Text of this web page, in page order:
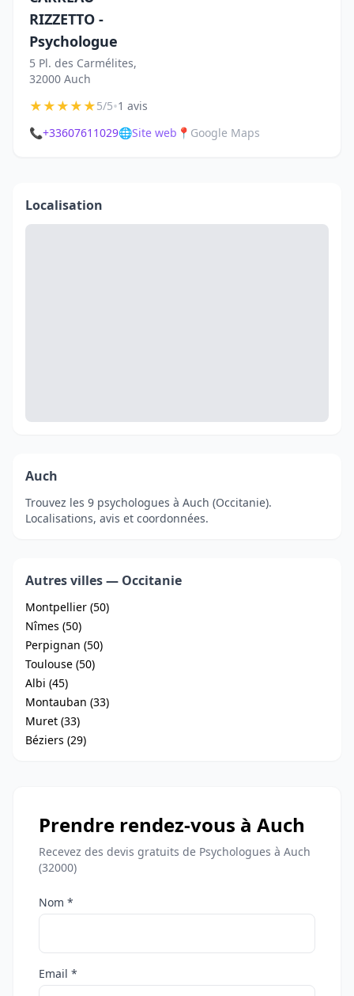
RIZZETTO -
Psychologue
5 Pl. des Carmélites,
32000 Auch
★★★★★5/5•1 avis
📞+33607611029🌐Site web 📍 Google Maps
Localisation
Auch
Trouvez les 9 psychologues à Auch (Occitanie).
Localisations, avis et coordonnées.
Autres villes — Occitanie
Montpellier (50)
Nîmes (50)
Perpignan (50)
Toulouse (50)
Albi (45)
Montauban (33)
Muret (33)
Béziers (29)
Prendre rendez-vous à Auch
Recevez des devis gratuits de Psychologues à Auch
(32000)
Nom *
Email *